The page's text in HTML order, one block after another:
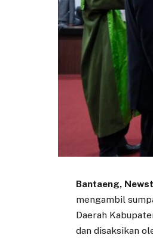
Bantaeng,
mengambil
Daerah
dan disaksikan